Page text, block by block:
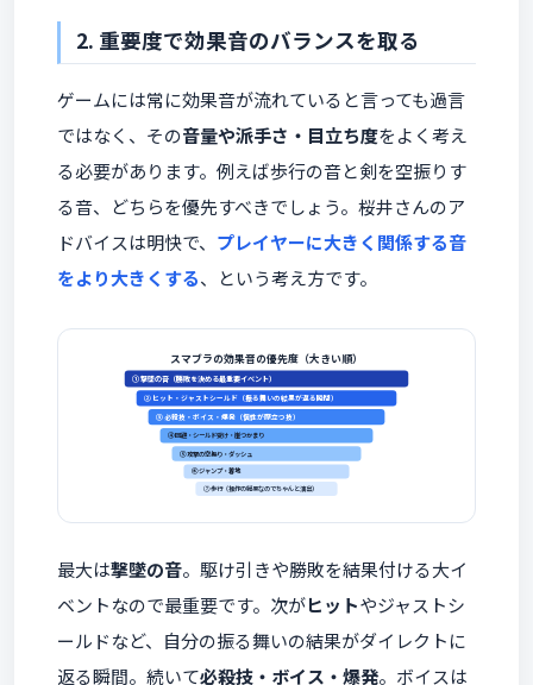
2. 重要度で効果音のバランスを取る
ゲームには常に効果音が流れていると言っても過言
ではなく、その音量や派手さ・目立ち度をよく考え
る必要があります。例えば歩行の音と剣を空振りす
る音、どちらを優先すべきでしょう。桜井さんのア
ドバイスは明快で、 プレイヤーに大きく関係する音
をより大きくする、という考え方です。
スマブラの効果音の優先度（大きい順）
① 撃墜の音（勝敗を決める最重要イベント）
② ヒット・ジャストシールド（振る舞いの結果が返る瞬間）
③ 必殺技・ボイス・爆発（個性が際立つ技）
④ 回避・シールド受け・崖つかまり
⑤ 攻撃の空振り・ダッシュ
⑥ ジャンプ・着地
⑦ 歩行（操作の結果なのでちゃんと演出）
最大は撃墜の音。駆け引きや勝敗を結果付ける大イ
ベントなので最重要です。次がヒットやジャストシ
ールドなど、自分の振る舞いの結果がダイレクトに
返る瞬間。続いて必殺技・ボイス・爆発。ボイスは